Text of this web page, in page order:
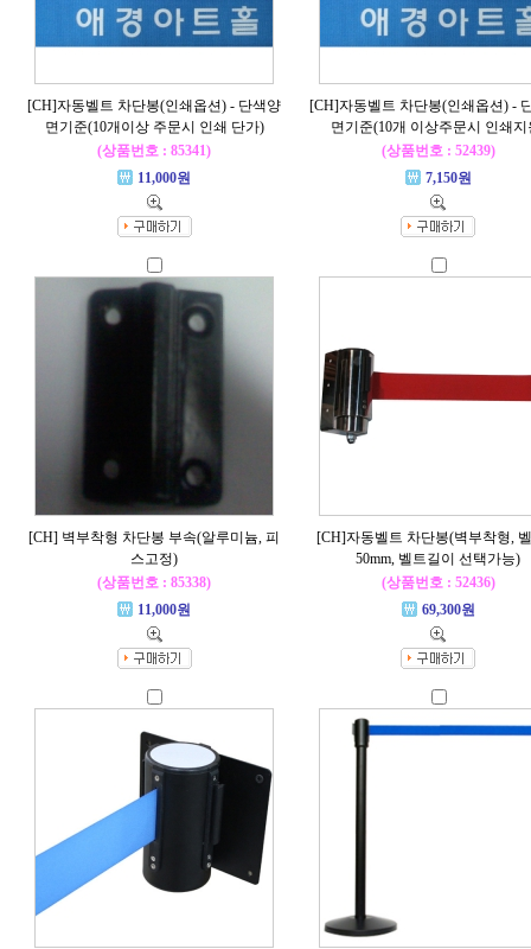
[CH]자동벨트 차단봉(인쇄옵션) - 단색양
면기준(10개이상 주문시 인쇄 단가)
(상품번호 : 85341)
11,000원
[CH]자동벨트 차단봉(인쇄옵션) -
면기준(10개 이상주문시 인쇄지
(상품번호 : 52439)
7,150원
[CH] 벽부착형 차단봉 부속(알루미늄, 피
스고정)
(상품번호 : 85338)
11,000원
[CH]자동벨트 차단봉(벽부착형,
50mm, 벨트길이 선택가능)
(상품번호 : 52436)
69,300원